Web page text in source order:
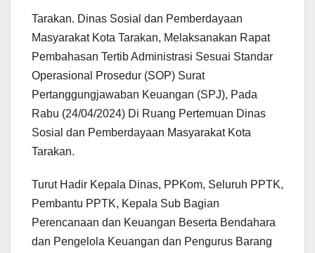
Tarakan. Dinas Sosial dan Pemberdayaan
Masyarakat Kota Tarakan, Melaksanakan Rapat
Pembahasan Tertib Administrasi Sesuai Standar
Operasional Prosedur (SOP) Surat
Pertanggungjawaban Keuangan (SPJ), Pada
Rabu (24/04/2024) Di Ruang Pertemuan Dinas
Sosial dan Pemberdayaan Masyarakat Kota
Tarakan.
Turut Hadir Kepala Dinas, PPKom, Seluruh PPTK,
Pembantu PPTK, Kepala Sub Bagian
Perencanaan dan Keuangan Beserta Bendahara
dan Pengelola Keuangan dan Pengurus Barang